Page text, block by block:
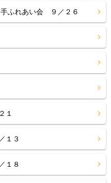
ふれあい会 ９／２６
１
１３
１８